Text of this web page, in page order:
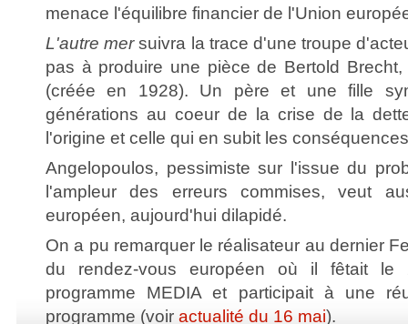
menace l'équilibre financier de l'Union
L'autre mersuivra la trace d'une troupe
pas à produire une pièce de Bertold
(créée en 1928). Un père et une fille
générations au coeur de la crise de la
l'origine et celle qui en subit les
Angelopoulos, pessimiste sur l'issue du
l'ampleur des erreurs commises, veut
européen, aujourd'hui dilapidé.
On a pu remarquer le réalisateur au dernier
du rendez-vous européen où il fêtait le
programme MEDIA et participait à une
programme (voir actualité du 16 mai).